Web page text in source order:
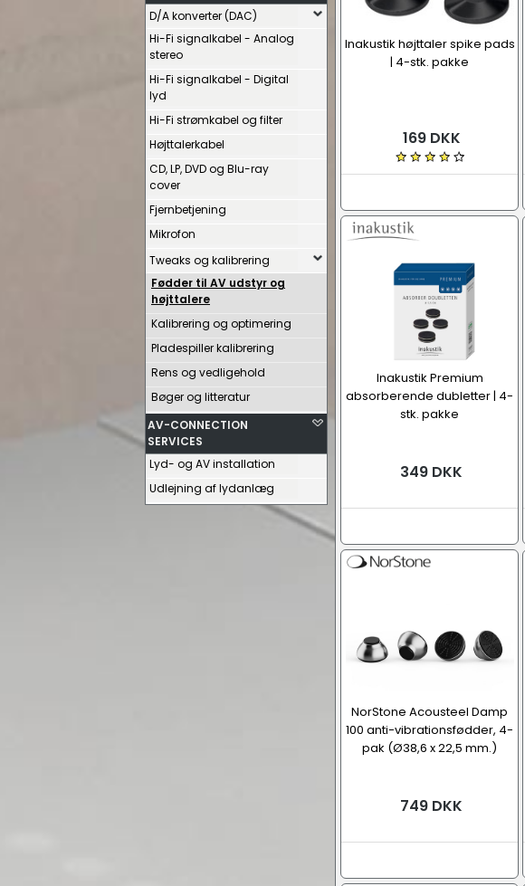
D/A konverter (DAC)
Hi-Fi signalkabel - Analog
stereo
Hi-Fi signalkabel - Digital
lyd
Hi-Fi strømkabel og filter
Højttalerkabel
CD, LP, DVD og Blu-ray
cover
Fjernbetjening
Mikrofon
Tweaks og kalibrering
Fødder til AV udstyr og
højttalere
Kalibrering og optimering
Pladespiller kalibrering
Rens og vedligehold
Bøger og litteratur
AV-CONNECTION
SERVICES
Lyd- og AV installation
Udlejning af lydanlæg
Inakustik højttaler spike pads
| 4-stk. pakke
169 DKK
Inakustik Premium
absorberende dubletter | 4-
stk. pakke
349 DKK
NorStone Acousteel Damp
100 anti-vibrationsfødder, 4-
pak (Ø38,6 x 22,5 mm.)
749 DKK